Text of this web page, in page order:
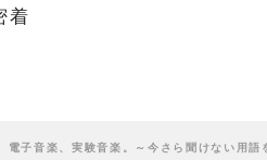
着
電子音楽、実験音楽。～今さら聞けない用